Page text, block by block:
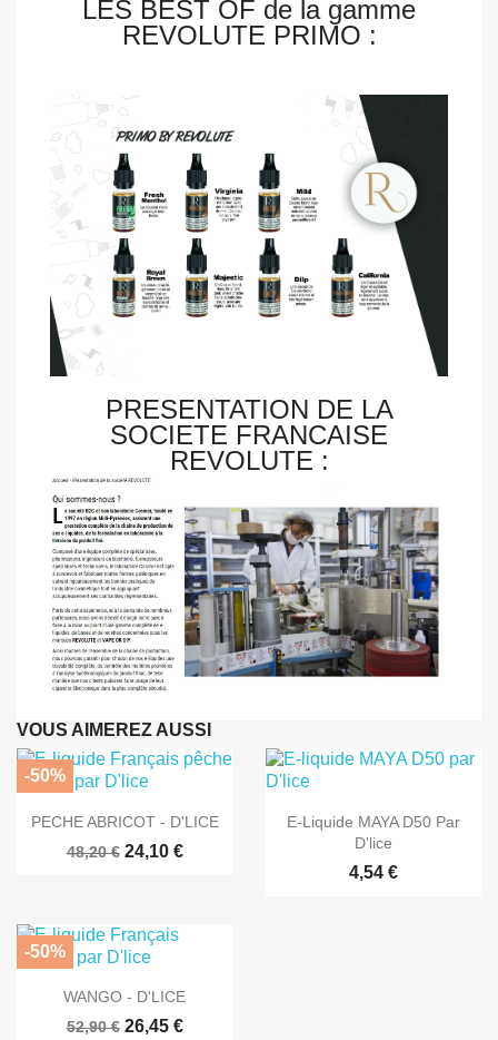
LES BEST OF de la gamme
REVOLUTE PRIMO :
PRESENTATION DE LA
SOCIETE FRANCAISE
REVOLUTE :
VOUS AIMEREZ AUSSI
 Aperçu rapide
PECHE ABRICOT - D'LICE
48,20 € 24,10 €
-50%
 Aperçu rapide
E-Liquide MAYA D50 Par
D'lice
4,54 €
 Aperçu rapide
WANGO - D'LICE
52,90 € 26,45 €
-50%